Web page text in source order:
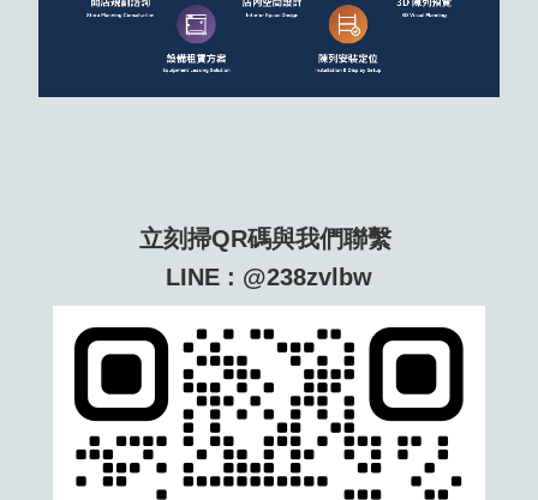
立刻掃QR碼與我們聯繫
LINE : @238zvlbw